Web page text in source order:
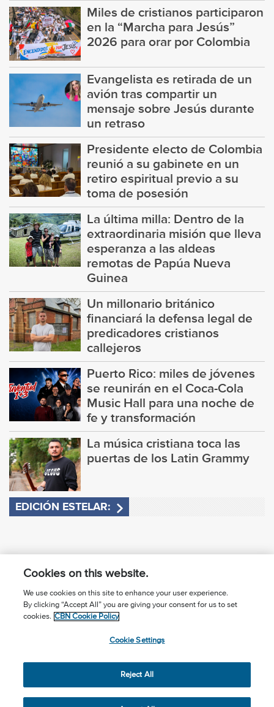
Miles de cristianos participaron
en la “Marcha para Jesús”
2026 para orar por Colombia
Evangelista es retirada de un
avión tras compartir un
mensaje sobre Jesús durante
un retraso
Presidente electo de Colombia
reunió a su gabinete en un
retiro espiritual previo a su
toma de posesión
La última milla: Dentro de la
extraordinaria misión que lleva
esperanza a las aldeas
remotas de Papúa Nueva
Guinea
Un millonario británico
financiará la defensa legal de
predicadores cristianos
callejeros
Puerto Rico: miles de jóvenes
se reunirán en el Coca-Cola
Music Hall para una noche de
fe y transformación
La música cristiana toca las
puertas de los Latin Grammy
EDICIÓN ESTELAR:
¿Conoces a Jesús?
Suscríbase al boletín
Seguir Mundo Cristiano
Terms of Use
Cookie Settings
Cookies on this website.
We use cookies on this site to enhance your user experience.
By clicking “Accept All” you are giving your consent for us to set
cookies. CBN Cookie Policy
Cookie Settings
Reject All